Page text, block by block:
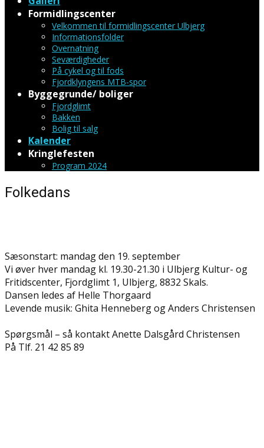
Formidlingscenter
Velkommen til formidlingscenter Ulbjerg
Informationsfolder
Overnatning
Seværdigheder
På cykel og til fods
Fjordklyngens MTB-spor
Byggegrunde/ boliger
Fjordglimt
Bakken
Bolig til salg
Kalender
Kringlefesten
Program 2024
Folkedans
Sæsonstart: mandag den 19. september
Vi øver hver mandag kl. 19.30-21.30 i Ulbjerg Kultur- og
Fritidscenter, Fjordglimt 1, Ulbjerg, 8832 Skals.
Dansen ledes af Helle Thorgaard
Levende musik: Ghita Henneberg og Anders Christensen
Spørgsmål – så kontakt Anette Dalsgård Christensen
På Tlf. 21 42 85 89